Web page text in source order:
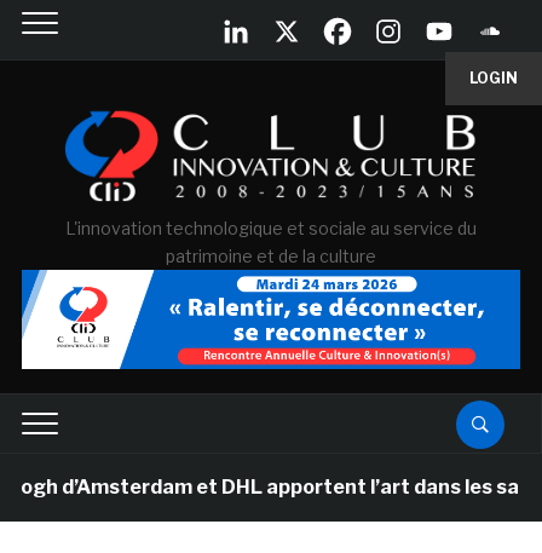
LOGIN
L'innovation technologique et sociale au service du
patrimoine et de la culture
d’Amsterdam et DHL apportent l’art dans les salles